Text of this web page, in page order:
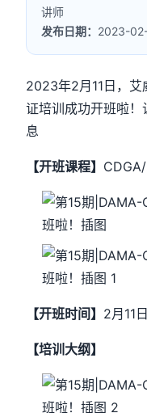
讲师
发布日期： 2023-
2023年2月11日，
证培训成功开班啦
息
【开班课程】
【开班时间】 2月11
【培训大纲】